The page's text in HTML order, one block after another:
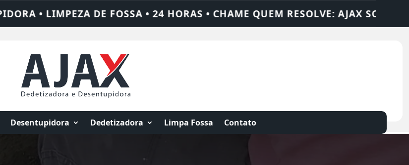
• CHAME QUEM RESOLVE: AJAX SOLUÇÕES DEDETIZADORA •
Desentupidora Dedetizadora Limpa Fossa Contato